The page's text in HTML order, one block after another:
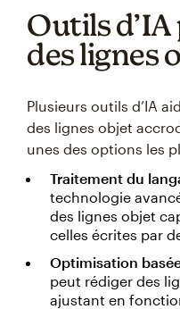
Outils
des lignes
Plusieurs outils d’IA
des lignes objet
unes des options les
Traitement du
technologie
des lignes objet
celles écrites par
Optimisation
peut rédiger des
ajustant en